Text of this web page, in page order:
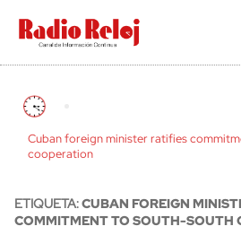
cerrar
Cuban foreign minister ratifies
cooperation
ETIQUETA:CUBAN FOREIGN
COMMITMENT TO SOUTH-SOUTH